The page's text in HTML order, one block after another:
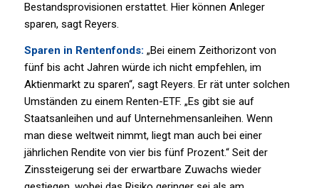
Bestandsprovisionen erstattet. Hier können Anleger
sparen, sagt Reyers.
Sparen in Rentenfonds: „Bei einem Zeithorizont von
fünf bis acht Jahren würde ich nicht empfehlen, im
Aktienmarkt zu sparen“, sagt Reyers. Er rät unter solchen
Umständen zu einem Renten-ETF. „Es gibt sie auf
Staatsanleihen und auf Unternehmensanleihen. Wenn
man diese weltweit nimmt, liegt man auch bei einer
jährlichen Rendite von vier bis fünf Prozent.“ Seit der
Zinssteigerung sei der erwartbare Zuwachs wieder